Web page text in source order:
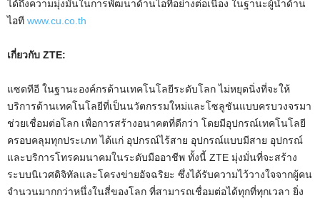
ได้ถึงความมุ่งมั่นในการพัฒนาด้านไอทีอย่างต่อเนื่อง ในฐานะผู้นำด้าน
ไอที www.cu.co.th
เกี่ยวกับ ZTE:
แซดทีอี ในฐานะองค์กรด้านเทคโนโลยีระดับโลก ไม่หยุดนิ่งที่จะให้
บริการด้านเทคโนโลยีที่เป็นนวัตกรรมใหม่และโซลูชันแบบครบวงจรมา
ช่วยเชื่อมต่อโลก เพื่อการสร้างอนาคตที่ดีกว่า โดยมีอุปกรณ์เทคโนโลยี
ครอบคลุมทุกประเภท ได้แก่ อุปกรณ์ไร้สาย อุปกรณ์แบบมีสาย อุปกรณ์
และบริการโทรคมนาคมในระดับมืออาชีพ ทั้งนี้ ZTE มุ่งมั่นที่จะสร้าง
ระบบนิเวศดิจิทัลและโครงข่ายอัจฉริยะ ซึ่งได้รับความไว้วางใจจากผู้คน
จำนวนมากกว่าหนึ่งในสี่ของโลก ที่สามารถเชื่อมต่อได้ทุกที่ทุกเวลา ยิ่ง